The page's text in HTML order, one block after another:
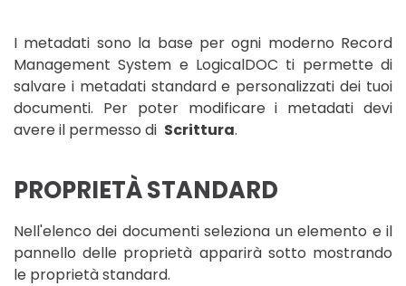
I metadati sono la base per ogni moderno Record
Management System e LogicalDOC ti permette di
salvare i metadati standard e personalizzati dei tuoi
documenti. Per poter modificare i metadati devi
avere il permesso di Scrittura.
PROPRIETÀ STANDARD
Nell'elenco dei documenti seleziona un elemento e il
pannello delle proprietà apparirà sotto mostrando
le proprietà standard.